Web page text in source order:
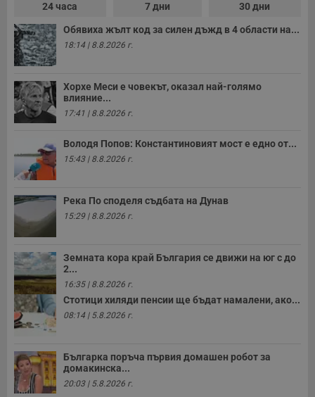
24 часа 7 дни 30 дни
Обявиха жълт код за силен дъжд в 4 области на...
18:14 | 8.8.2026 г.
Хорхе Меси е човекът, оказал най-голямо
влияние...
17:41 | 8.8.2026 г.
Володя Попов: Константиновият мост е едно от...
15:43 | 8.8.2026 г.
Река По споделя съдбата на Дунав
15:29 | 8.8.2026 г.
Земната кора край България се движи на юг с до
2...
16:35 | 8.8.2026 г.
Стотици хиляди пенсии ще бъдат намалени, ако...
08:14 | 5.8.2026 г.
Българка поръча първия домашен робот за
домакинска...
20:03 | 5.8.2026 г.